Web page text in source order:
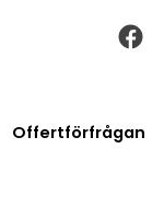
Offertförfrågan